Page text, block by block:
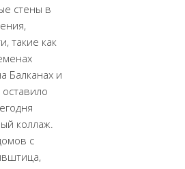
стены в
такие как
Балканах и
коллаж.
с